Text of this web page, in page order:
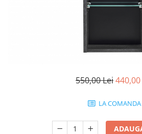
550,00 Lei440,00
LA COMANDA